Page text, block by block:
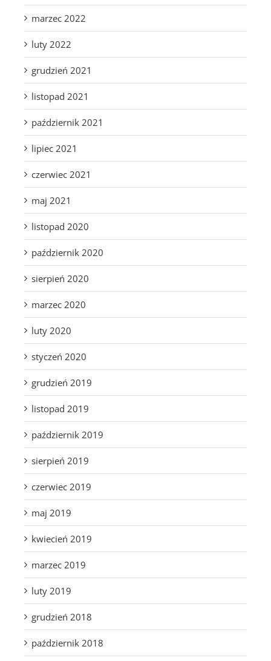
marzec 2022
luty 2022
grudzień 2021
listopad 2021
październik 2021
lipiec 2021
czerwiec 2021
maj 2021
listopad 2020
październik 2020
sierpień 2020
marzec 2020
luty 2020
styczeń 2020
grudzień 2019
listopad 2019
październik 2019
sierpień 2019
czerwiec 2019
maj 2019
kwiecień 2019
marzec 2019
luty 2019
grudzień 2018
październik 2018